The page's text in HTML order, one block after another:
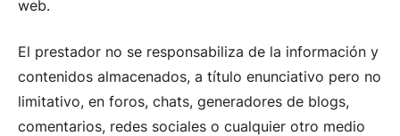
web.
El prestador no se responsabiliza de la información y
contenidos almacenados, a título enunciativo pero no
limitativo, en foros, chats, generadores de blogs,
comentarios, redes sociales o cualquier otro medio